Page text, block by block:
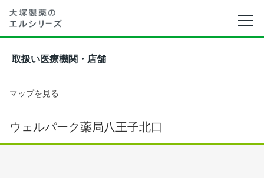
取扱い医療機関・店舗
マップを見る
ウェルパーク薬局八王子北口